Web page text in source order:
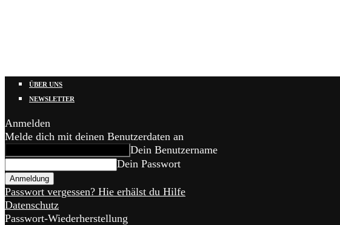
ÜBER UNS
NEWSLETTER
Anmelden
Melde dich mit deinen Benutzerdaten an
Dein Benutzername
Dein Passwort
Passwort vergessen? Hie erhälst du Hilfe
Datenschutz
Passwort-Wiederherstellung